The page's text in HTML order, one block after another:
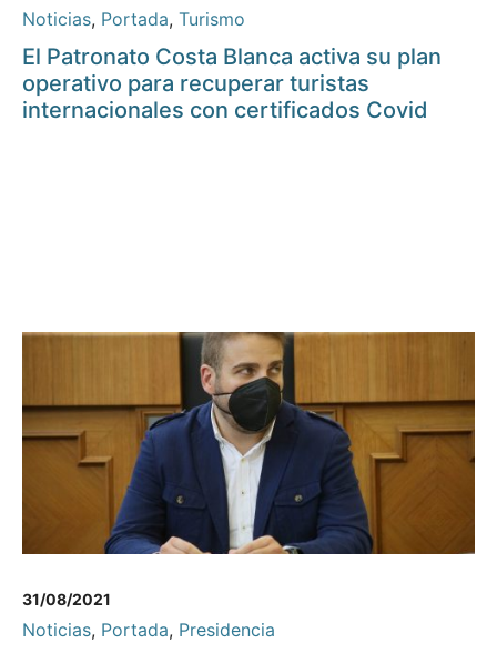
Noticias, Portada, Turismo
El Patronato Costa Blanca activa su plan
operativo para recuperar turistas
internacionales con certificados Covid
31/08/2021
Noticias, Portada, Presidencia